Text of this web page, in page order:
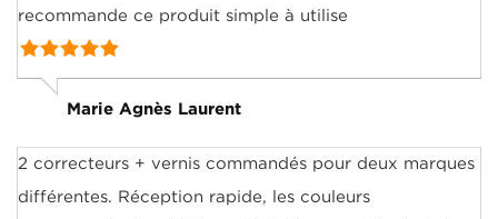
recommande ce produit simple à utilise
Marie Agnès Laurent
2 correcteurs + vernis commandés pour deux marques
différentes. Réception rapide, les couleurs